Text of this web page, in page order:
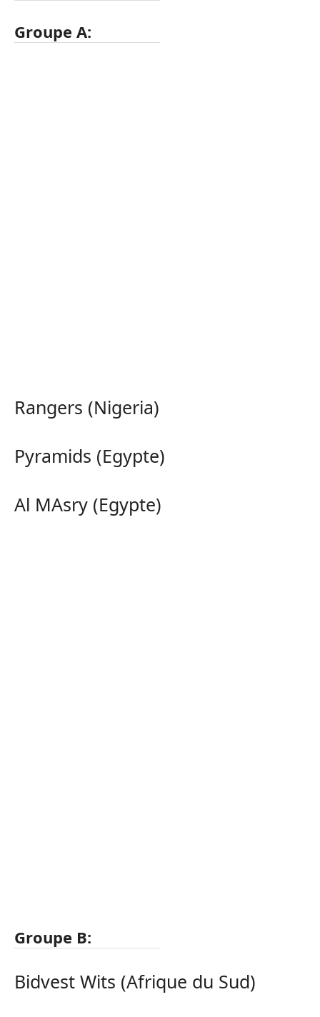
Groupe A:
Rangers (Nigeria)
Pyramids (Egypte)
Al MAsry (Egypte)
Groupe B:
Bidvest Wits (Afrique du Sud)